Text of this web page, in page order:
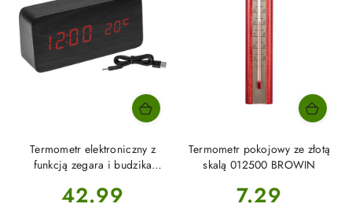
Termometr elektroniczny z
funkcją zegara i budzika
Cena:
42.99
Termometr pokojowy ze złotą
skalą 012500 BROWIN
Cena:
7.29